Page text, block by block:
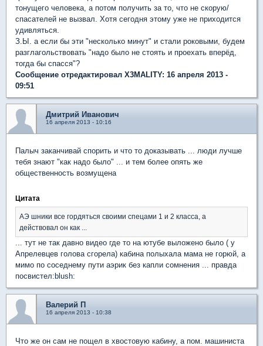
тонущего человека, а потом получить за то, что не скорую/
спасателей не вызвал. Хотя сегодня этому уже не приходится
удивляться.
З.Ы. а если бы эти "несколько минут" и стали роковыми, будем
разглагольствовать "надо было не стоять и проехать вперёд,
тогда бы спасся"?
Сообщение отредактировал X3MALITY: 16 апреля 2013 -
09:51
Дмитрий Иванович
16 апреля 2013 - 10:16
Палыч заканчивай спорить и что то доказывать ... люди лучше
тебя знают "как надо было" ... и тем более опять же
общественность возмущена
Цитата
АЭ шники все гордяться своими спецами 1 и 2 класса, а
действовал он как ...
... тут не так давно видео где то на ютубе выложено было ( у
Апрелевцев голова сгорела) кабина полыхала мама не горюй, а
мимо по соседнему пути аэрик без капли сомнения ... правда
посвистел:blush:
Валерий П
16 апреля 2013 - 10:38
Что же он сам не пощел в хвостовую кабину, а пом. машиниста